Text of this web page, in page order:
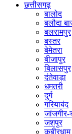
छत्तीसगढ़
बालोद
बलौदा
बलरामपुर
बस्तर
बेमेतरा
बीजापुर
बिलासपुर
दंतेवाड़ा
धमतरी
दुर्ग
गरियाबंद
जांजगीर-
जशपुर
कबीरधाम